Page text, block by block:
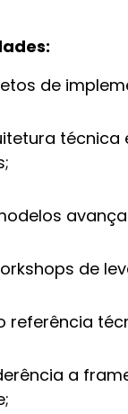
de
de
referência
a